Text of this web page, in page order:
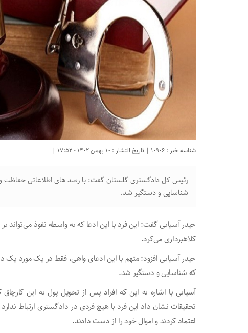
شناسه خبر : 10906 | تاریخ انتشار : 10 بهمن 1402 - 17:52 |
رئیس کل دادگستری گلستان گفت: با رصد های اطلاعاتی حفاظت
شناسایی و دستگیر شد.
حیدر آسیابی گفت: این فرد با این ادعا که به واسطه نفوذ می‌تواند بر
کلاهبرداری می‌کرد.
که شناسایی و دستگیر شد.
آسیابی با اشاره به این که افراد پس از تحویل پول به این
تحقیقات نشان داد این فرد با هیچ فردی در دادگستری ارتباط
اعتماد کردند و اموال خود را از دست دادند.